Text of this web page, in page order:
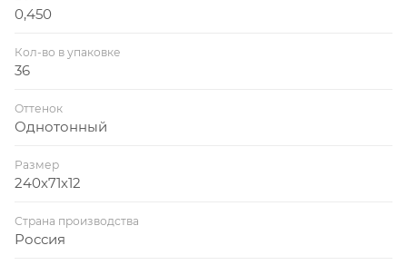
0,450
Кол-во в упаковке
36
Оттенок
Однотонный
Размер
240х71х12
Страна производства
Россия